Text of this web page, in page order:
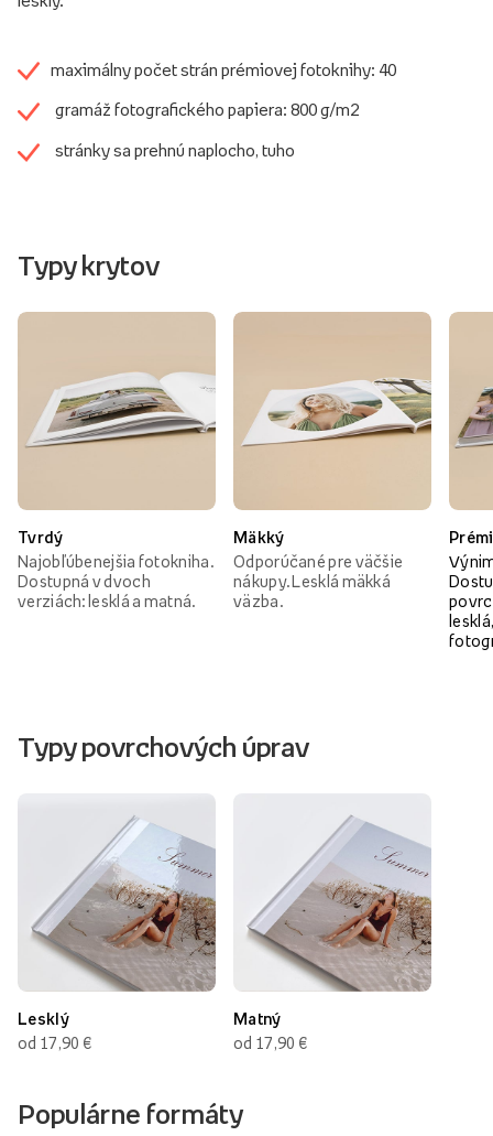
maximálny počet strán prémiovej fotoknihy: 40
gramáž fotografického papiera: 800 g/m2
stránky sa prehnú naplocho, tuho
Typy krytov
Tvrdý
Najobľúbenejšia fotokniha.
Dostupná v dvoch
verziách: lesklá a matná.
Mäkký
Odporúčané pre väčšie
nákupy. Lesklá mäkká
väzba.
Typy povrchových úprav
Lesklý
od 17,90 €
Matný
od 17,90 €
Populárne formáty